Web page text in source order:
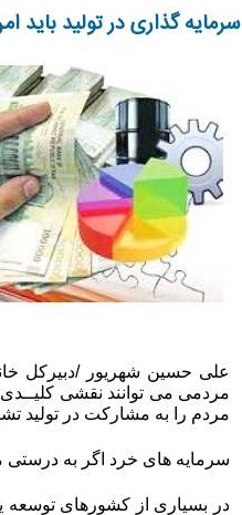
سرمایه گذاری در تولید باید
علی حسین شهریور /دبیرکل
مردمی می توانند نقشی کلیــدی
مردم را به مشارکت در تولید
سرمایه های خرد اگر به درستی
در بسیاری از کشورهای توسعه